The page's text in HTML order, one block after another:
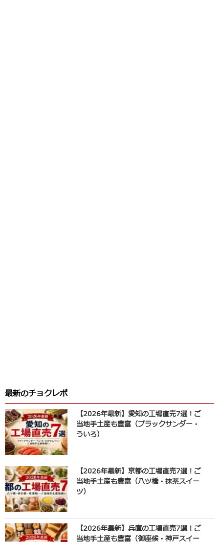
最新のチョクレポ
【2026年最新】愛知の工場直売7選！ご
当地手土産も豊富（ブラックサンダー・
ういろ）
【2026年最新】京都の工場直売7選！ご
当地手土産も豊富（八ツ橋・抹茶スイー
ツ）
【2026年最新】兵庫の工場直売7選！ご
当地手土産も豊富（御座候・神戸スイー